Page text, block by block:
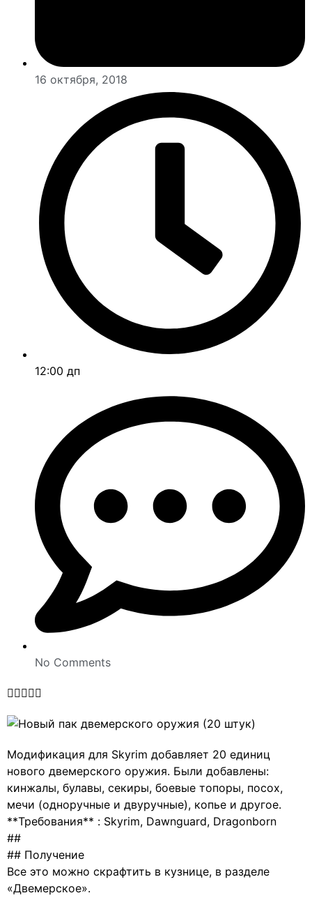
16 октября, 2018
12:00 дп
No Comments

Модификация для Skyrim добавляет 20 единиц
нового двемерского оружия. Были добавлены:
кинжалы, булавы, секиры, боевые топоры, посох,
мечи (одноручные и двуручные), копье и другое.
**Требования** : Skyrim, Dawnguard, Dragonborn
##
## Получение
Все это можно скрафтить в кузнице, в разделе
«Двемерское».